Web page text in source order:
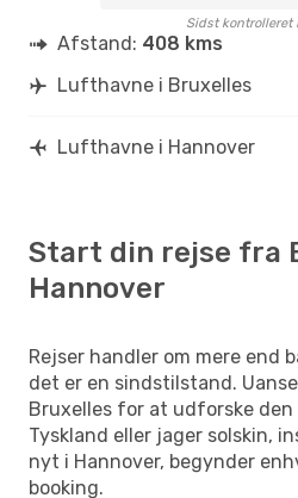
Sidst kontrolleret
Afstand: 408 kms
Lufthavne i Bruxelles
Lufthavne i Hannover
Start din rejse fra
Hannover
Rejser handler om mere end
det er en sindstilstand.
Bruxelles for at udforske
Tyskland eller jager solskin,
nyt i Hannover, begynder
booking.